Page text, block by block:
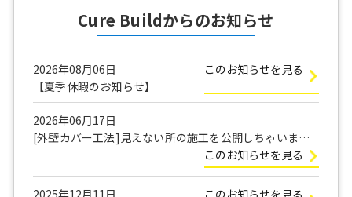
Cure Buildからのお知らせ
2026年08月06日
【夏季休暇のお知らせ】
このお知らせを見る
2026年06月17日
[外壁カバー工法]見えない所の施工を公開しちゃいま
このお知らせを見る